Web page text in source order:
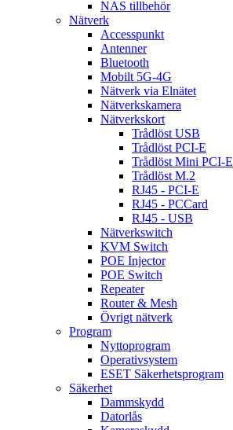
NAS tillbehör
Nätverk
Accesspunkt
Antenner
Bluetooth
Mobilt 5G-4G
Nätverk via Elnätet
Nätverkskamera
Nätverkskort
Trådlöst USB
Trådlöst PCI-E
Trådlöst Mini PCI-E
Trådlöst M.2
RJ45 - PCI-E
RJ45 - PCCard
RJ45 - USB
Nätverkswitch
KVM Switch
POE Injector
POE Switch
Repeater
Router & Mesh
Övrigt nätverk
Program
Nyttoprogram
Operativsystem
ESET Säkerhetsprogram
Säkerhet
Dammskydd
Datorlås